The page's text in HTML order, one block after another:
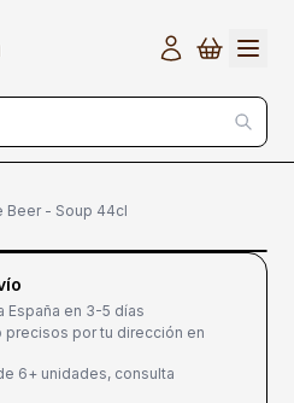
Beer - Soup 44cl
España en 3-5 días
precisos por tu dirección en
6+ unidades, consulta